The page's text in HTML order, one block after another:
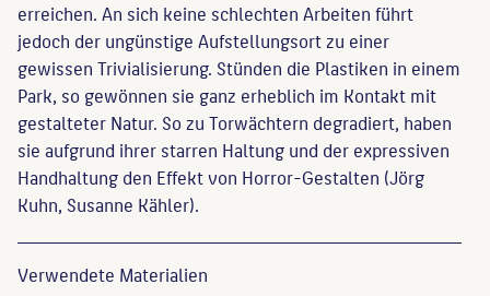
erreichen. An sich keine schlechten Arbeiten führt
jedoch der ungünstige Aufstellungsort zu einer
gewissen Trivialisierung. Stünden die Plastiken in einem
Park, so gewönnen sie ganz erheblich im Kontakt mit
gestalteter Natur. So zu Torwächtern degradiert, haben
sie aufgrund ihrer starren Haltung und der expressiven
Handhaltung den Effekt von Horror-Gestalten (Jörg
Kuhn, Susanne Kähler).
Verwendete Materialien